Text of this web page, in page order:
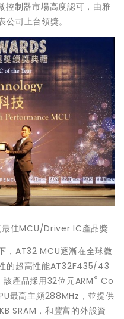
控制器市場高度認可，由雅
司上台領獎。
佳MCU/Driver IC產品獎
，AT32 MCU逐漸在全球微
的超高性能AT32F435/43
產品採用32位元ARM® Co
最高主頻288MHz，並提供
SRAM，和豐富的外設資